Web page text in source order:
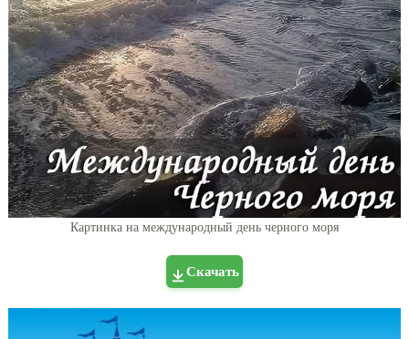
Картинка на международный день черного моря
Скачать